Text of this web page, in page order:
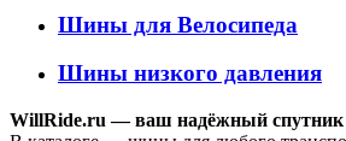
Шины для Велосипеда
Шины низкого давления
WillRide.ru — ваш надёжный спутник